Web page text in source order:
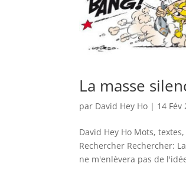
La masse
par David Hey Ho | 14 Fév
David Hey Ho Mots,
Rechercher Rechercher:
ne m'enlèvera pas de